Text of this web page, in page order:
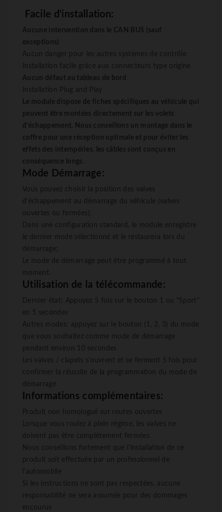
Facile d'installation:
Aucune intervention dans le CAN BUS (sauf
exceptions)
Aucun danger pour les autres systèmes de contrôle
Installation facile grâce aux connecteurs type origine
Aucun défaut au tableau de bord
Installation
Plug and
Play
Le module dispose de fiches spécifiques au véhicule qui
peuvent être montées directement sur les volets
d'échappement. Nous conseillons un montage dans le
coffre pour une réception optimale et pour éviter les
effets des intempéries. les câbles sont conçus en
conséquence longs.
Mode Démarrage:
Vous pouvez choisir la position des valves
d'échappement au démarrage du véhicule (valves
ouvertes ou fermées);
Dans une configuration standard, le module enregistre
le dernier mode sélectionné et le restaurera lors du
démarrage;
Le mode de démarrage peut être programmé à tout
moment.
Utilisation de la télécommande:
Dernier état: Appuyez 5 fois sur le bouton 1 ou "Sport"
en 5 secondes
Autres modes: appuyez sur le bouton (1, 2, 3) du mode
que vous souhaitez comme mode de démarrage
pendant environ 10 secondes
Les valves / clapets s'ouvrent et se ferment 5 fois pour
confirmer la réussite de la programmation du mode de
démarrage
Informations complémentaires:
Produit non homologué sur routes ouvertes
Lorsque vous roulez à plein régime, les valves ne
doivent pas être complètement fermées
Nous conseillons fortement que l'installation de ce
produit soit effectuée par un professionnel de
l'automobile
Si les instructions ne sont pas respectées, aucune
responsabilité ne sera assumée pour des dommages
encourus